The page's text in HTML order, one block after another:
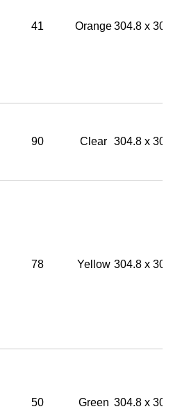
41 Orange304.8 x
90 Clear 304.8 x
78 Yellow 304.8 x
50 Green 304.8 x